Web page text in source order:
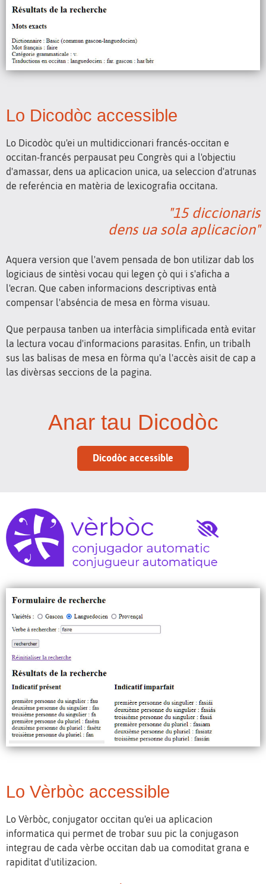
Lo Dicodòc accessible
Lo Dicodòc qu'ei un multidiccionari francés-occitan e
occitan-francés perpausat peu Congrès qui a l'objectiu
d'amassar, dens ua aplicacion unica, ua seleccion d'atrunas
de referéncia en matèria de lexicografia occitana.
"15 diccionaris
dens ua sola aplicacion"
Aquera version que l'avem pensada de bon utilizar dab los
logiciaus de sintèsi vocau qui legen çò qui i s'aficha a
l'ecran. Que caben informacions descriptivas entà
compensar l'abséncia de mesa en fòrma visuau.
Que perpausa tanben ua interfàcia simplificada entà evitar
la lectura vocau d'informacions parasitas. Enfin, un tribalh
sus las balisas de mesa en fòrma qu'a l'accès aisit de cap a
las divèrsas seccions de la pagina.
Anar tau Dicodòc
Dicodòc accessible
Lo Vèrbòc accessible
Lo Vèrbòc, conjugator occitan qu'ei ua aplicacion
informatica qui permet de trobar suu pic la conjugason
integrau de cada vèrbe occitan dab ua comoditat grana e
rapiditat d'utilizacion.